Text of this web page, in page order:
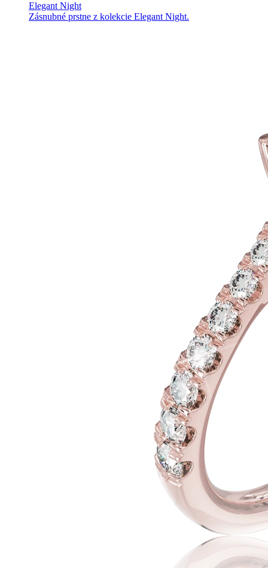
Elegant Night
Zásnubné prstne z kolekcie Elegant Night.